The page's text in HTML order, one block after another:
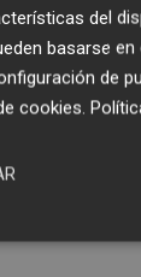
del
basarse
de
cookies.